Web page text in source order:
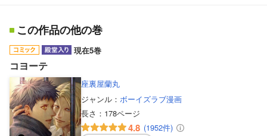
この作品の他の巻
現在5巻
コヨーテ
座裏屋蘭丸
ジャンル： ボーイズラブ漫画
長さ： 178ページ
4.8 (1952件)